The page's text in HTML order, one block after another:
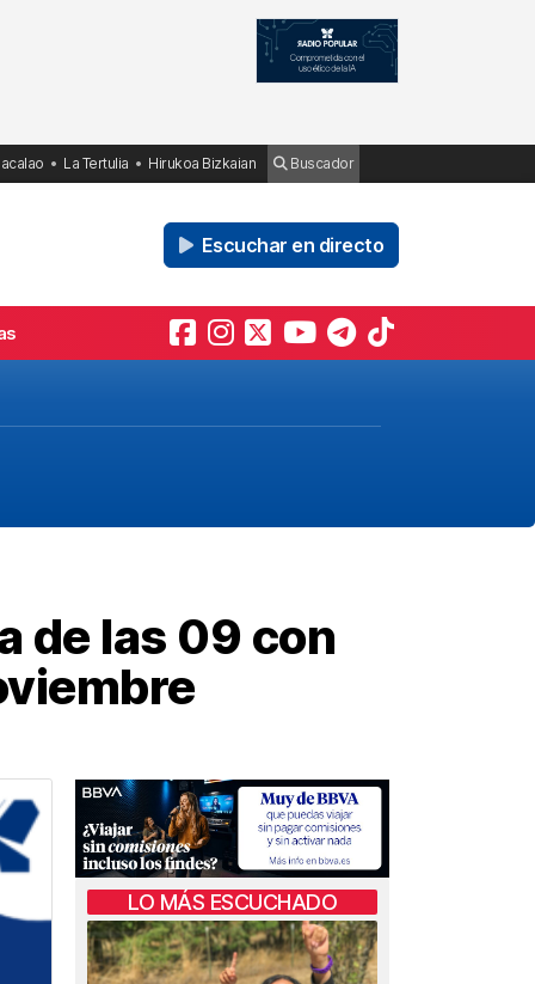
La Tertulia Hirukoa Bizkaian Buscador
Escuchar en directo
de las 09 con
LO MÁS ESCUCHADO